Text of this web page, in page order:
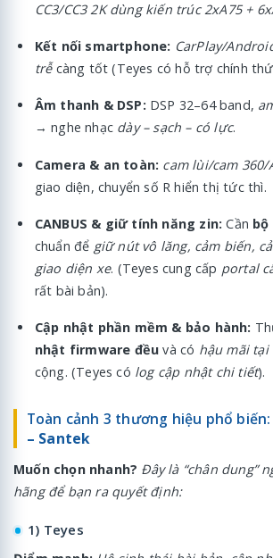
CC3/CC3 2K dùng kiến trúc 2xA75 +
Kết nối smartphone: CarPlay/
trễcàng tốt (Teyes có hỗ trợ chính
Âm thanh & DSP: DSP 32–64 band,
→ nghe nhạc dày – sạch – có lực.
Camera & an toàn: cam lùi/cam 360/
giao diện, chuyển số R hiển thị tức thì.
CANBUS & giữ tính năng zin: Cần bộ
chuẩn để giữ nút vô lăng, cảm biến,
giao diện xe. (Teyes cung cấp portal
rất bài bản).
Cập nhật phần mềm & bảo hành:
nhật firmware đều và có hậu mãi tại
cộng. (Teyes có log cập nhật chi tiết).
Toàn cảnh 3 thương hiệu phổ biến:
– Santek
Muốn chọn nhanh? Đây là “chân dung”
hãng để bạn ra quyết định:
1) Teyes